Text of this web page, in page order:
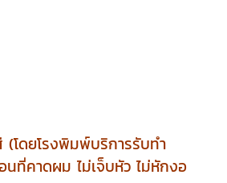
โดยโรงพิมพ์บริการรับทำ
ที่คาดผม ไม่เจ็บหัว ไม่หักงอ